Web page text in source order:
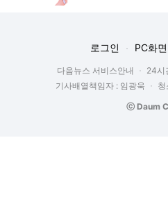
로그인 PC화면
다음뉴스 서비스안내 24시
기사배열책임자 : 임광욱
청
ⓒ Daum